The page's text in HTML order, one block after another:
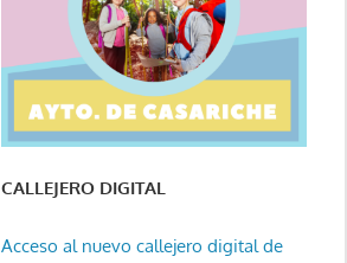
CALLEJERO DIGITAL
Acceso al nuevo callejero digital de